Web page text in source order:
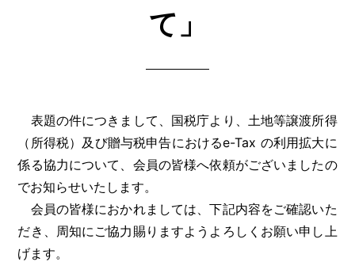
て」
表題の件につきまして、国税庁より、土地等譲渡所得
（所得税）及び贈与税申告におけるe-Tax の利用拡大に
係る協力について、会員の皆様へ依頼がございましたの
でお知らせいたします。
会員の皆様におかれましては、下記内容をご確認いた
だき、周知にご協力賜りますようよろしくお願い申し上
げます。